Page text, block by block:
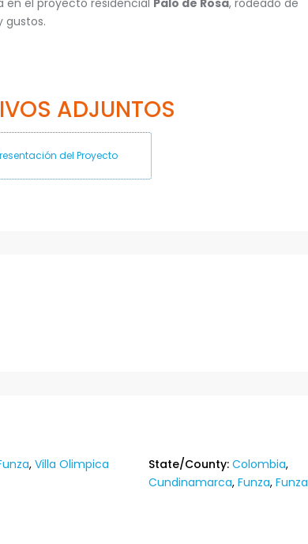
el proyecto residencial Palo de Rosa, rodeado de
gustos.
ADJUNTOS
del Proyecto
, Villa Olimpica State/County: Colombia,
Cundinamarca,Funza,Funza